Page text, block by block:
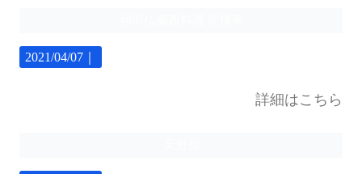
2021/04/07｜
詳細はこちら